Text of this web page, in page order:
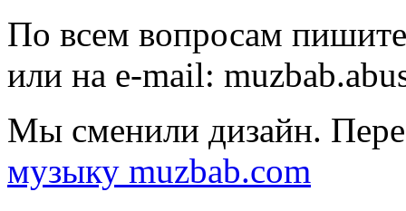
По всем вопросам
или на e-mail:
Мы сменили дизайн.
музыку muzbab.com